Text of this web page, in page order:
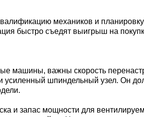
механиков и планировку
быстро съедят выигрыш на
машины, важны скорость
усиленный шпиндельный узел. Он
и запас мощности для